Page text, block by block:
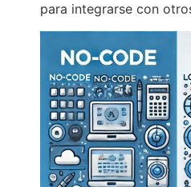
para integrarse con